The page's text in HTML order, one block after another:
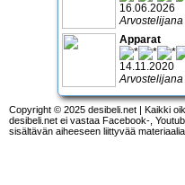
16.06.2026
Apparat
14.11.2020
Copyright © 2025 desibeli.net | Kaikki
desibeli.net ei vastaa Facebook-,
sisältävän aiheeseen liittyvää materiaalia.